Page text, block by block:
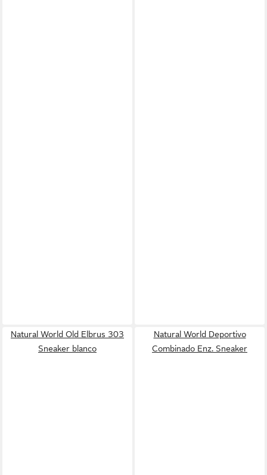
Natural World Old Elbrus 303
Sneaker blanco
Natural World Deportivo
Combinado Enz. Sneaker